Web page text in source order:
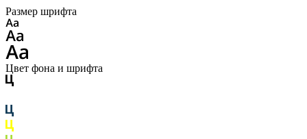
Размер шрифта
Цвет фона и шрифта